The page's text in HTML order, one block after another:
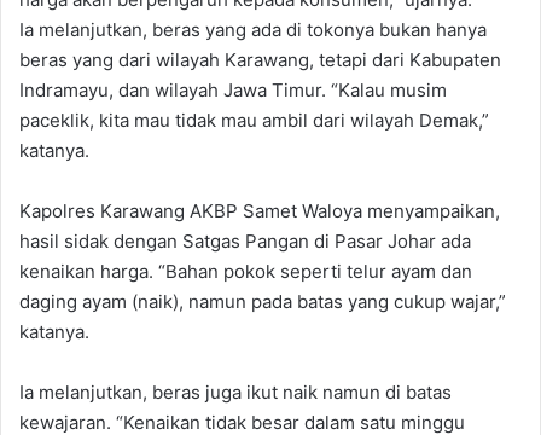
Ia melanjutkan, beras yang ada di tokonya bukan hanya
beras yang dari wilayah Karawang, tetapi dari Kabupaten
Indramayu, dan wilayah Jawa Timur. “Kalau musim
paceklik, kita mau tidak mau ambil dari wilayah Demak,”
katanya.
Kapolres Karawang AKBP Samet Waloya menyampaikan,
hasil sidak dengan Satgas Pangan di Pasar Johar ada
kenaikan harga. “Bahan pokok seperti telur ayam dan
daging ayam (naik), namun pada batas yang cukup wajar,”
katanya.
Ia melanjutkan, beras juga ikut naik namun di batas
kewajaran. “Kenaikan tidak besar dalam satu minggu